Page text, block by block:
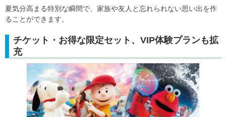
夏気分高まる特別な瞬間で、家族や友人と忘れられない思い出を作
ることができます。
チケット・お得な限定セット、VIP体験プランも拡
充